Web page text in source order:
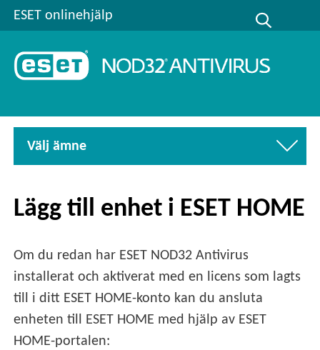
ESET onlinehjälp
Välj ämne
Lägg till enhet i ESET HOME
Om du redan har ESET NOD32 Antivirus
installerat och aktiverat med en licens som lagts
till i ditt ESET HOME-konto kan du ansluta
enheten till ESET HOME med hjälp av ESET
HOME-portalen: